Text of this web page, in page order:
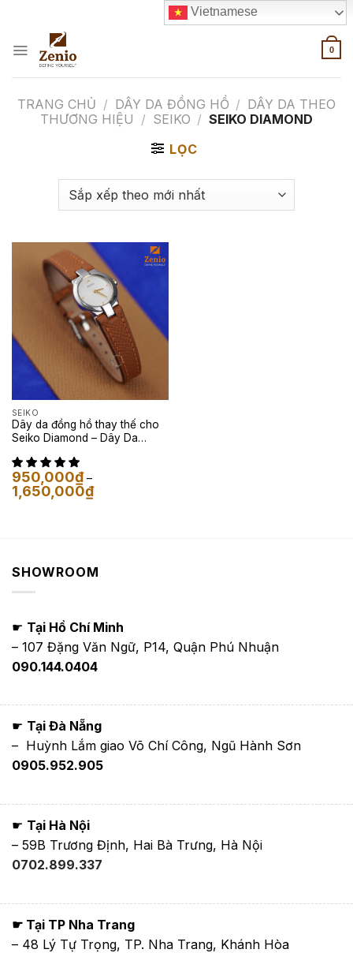
content
0
TRANG CHỦ / DÂY DA ĐỒNG HỒ / DÂY DA THEO
THƯƠNG HIỆU / SEIKO / SEIKO DIAMOND
LỌC
SEIKO
Dây da đồng hồ thay thế cho
Seiko Diamond – Dây Da
950,000₫ –
1,650,000₫Khoảng
giá:
SHOWROOM
☛ Tại Hồ Chí Minh
– 107 Đặng Văn Ngữ, P14, Quận Phú Nhuận
090.144.0404
☛ Tại Đà Nẵng
– Huỳnh Lắm giao Võ Chí Công, Ngũ Hành Sơn
0905.952.905
☛ Tại Hà Nội
– 59B Trương Định, Hai Bà Trưng, Hà Nội
0702.899.337
☛ Tại TP Nha Trang
– 48 Lý Tự Trọng, TP. Nha Trang, Khánh Hòa
Vietnamese